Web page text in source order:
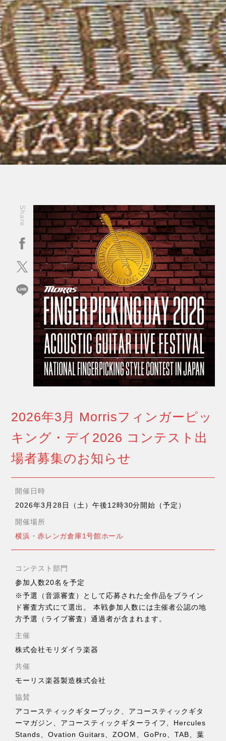
Share
2026年3月 Morrisフィンガーピッ
キング・デイ2026 コンテスト出
場者募集のお知らせ
開催日時
2026年3月28日（土）午後12時30分開始（予定）
開催場所
横浜・赤レンガ倉庫1号館ホール
コンテスト部門
参加人数20名を予定
※予選（音源審査）として応募された全作品をブライン
ド審査方式にて選出。 本戦参加人数には主催者公認の地
方予選（ライブ審査）通過者が含まれます。
主催
株式会社モリダイラ楽器
共催
モーリス楽器製造株式会社
協賛
アコースティックギターブック、アコースティックギタ
ーマガジン、アコースティックギターライフ、Hercules
Stands、Ovation Guitars、ZOOM、GoPro、TAB、葉